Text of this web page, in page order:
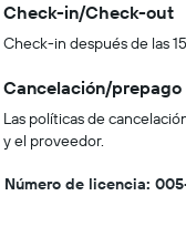
Check-in/Check-out
Check-in después de las
Cancelación/prepago
Las políticas de
y el proveedor.
Número de licencia: